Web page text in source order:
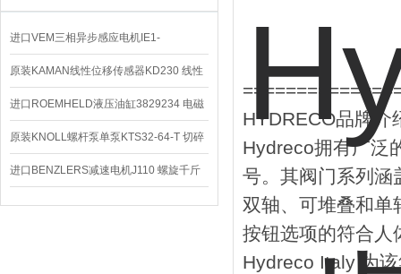
进口VEM三相异步感应电机IE1-
K21R80G4马达
原装KAMAN线性位移传感器KD230 线性
编码器
进口ROEMHELD液压油缸3829234 电磁
阀定位器
原装KNOLL螺杆泵单泵KTS32-64-T 切碎
排屑机
进口BENZLERS减速电机J110 螺旋千斤
顶BD-58
HYDRECO品牌介
Hydreco拥有广泛
号。其阀门系列涵
双轴、可堆叠和单
按钮选项的符合人
Hydreco Italy 为